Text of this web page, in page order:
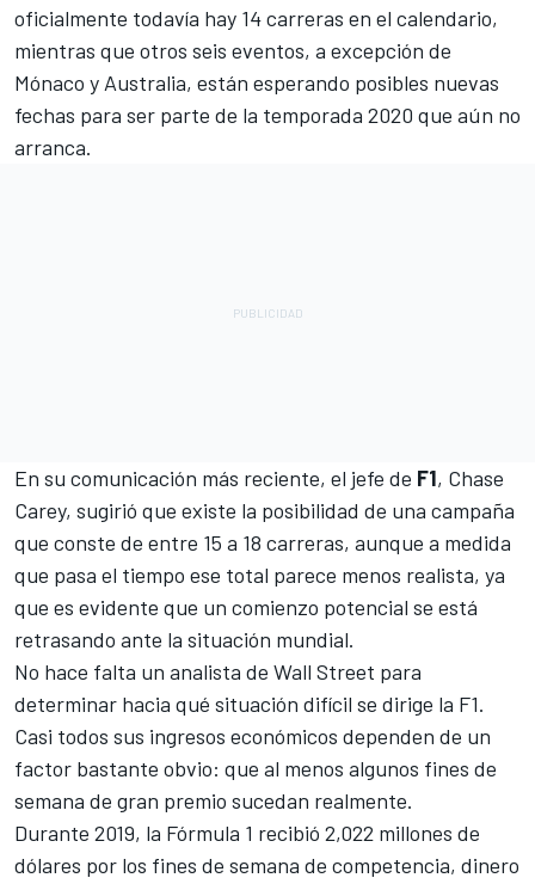
oficialmente todavía hay 14 carreras en el calendario,
mientras que otros seis eventos, a excepción de
Mónaco y Australia, están esperando posibles nuevas
fechas para ser parte de la temporada 2020 que aún no
arranca.
En su comunicación más reciente, el jefe de F1, Chase
Carey, sugirió que existe la posibilidad de una campaña
que conste de entre 15 a 18 carreras, aunque a medida
que pasa el tiempo ese total parece menos realista, ya
que es evidente que un comienzo potencial se está
retrasando ante la situación mundial.
No hace falta un analista de Wall Street para
determinar hacia qué situación difícil se dirige la F1.
Casi todos sus ingresos económicos dependen de un
factor bastante obvio: que al menos algunos fines de
semana de gran premio sucedan realmente.
Durante 2019, la Fórmula 1 recibió 2,022 millones de
dólares por los fines de semana de competencia, dinero